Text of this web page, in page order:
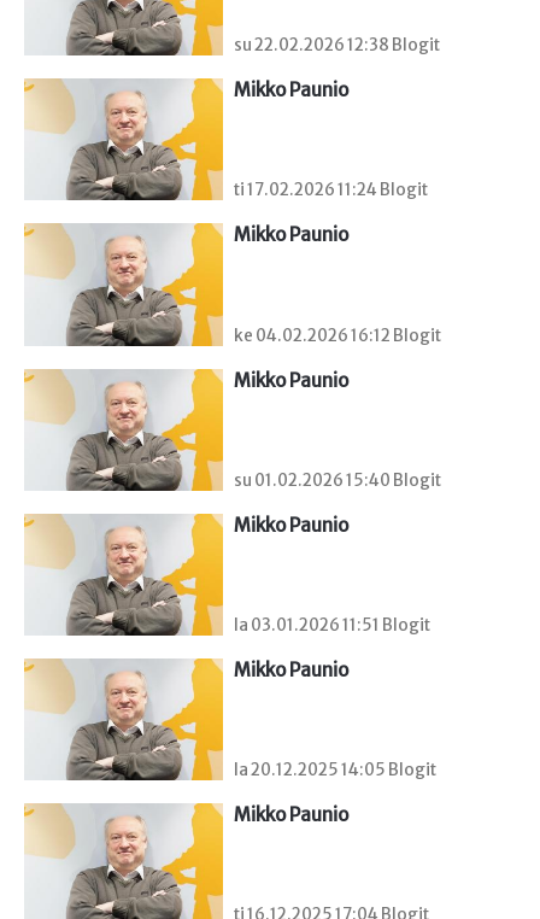
su 22.02.2026 12:38 Blogit
Mikko Paunio
ti 17.02.2026 11:24 Blogit
Mikko Paunio
ke 04.02.2026 16:12 Blogit
Mikko Paunio
su 01.02.2026 15:40 Blogit
Mikko Paunio
la 03.01.2026 11:51 Blogit
Mikko Paunio
la 20.12.2025 14:05 Blogit
Mikko Paunio